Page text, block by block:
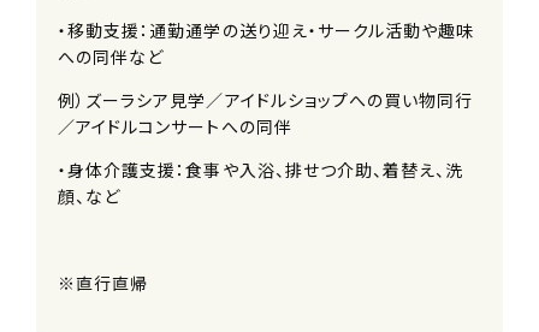
・移動支援：通勤通学の送り迎え・サークル活動や趣味
への同伴など
例）ズーラシア見学／アイドルショップへの買い物同行
／アイドルコンサートへの同伴
・身体介護支援：食事や入浴、排せつ介助、着替え、洗
顔、など
※直行直帰